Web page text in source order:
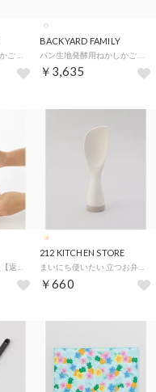
BACKYARD FAMILY
￥3,635
212 KITCHEN STORE
まいにち使いたい 立つお弁当しゃもじ GY【返品不可商品】（その他）
￥660